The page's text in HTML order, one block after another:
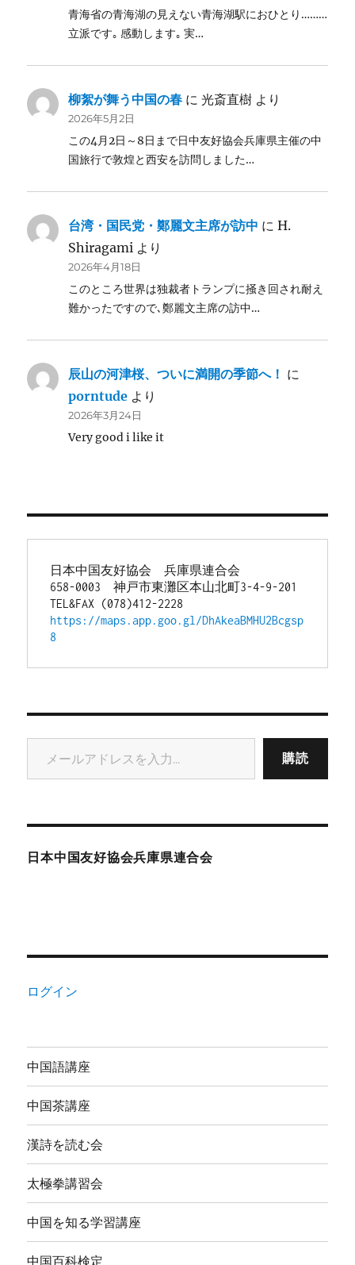
青海省の青海湖の見えない青海湖駅におひとり………
立派です｡ 感動します｡ 実…
柳絮が舞う中国の春 に光斎直樹 より
2026年5月2日
この4月2日～8日まで日中友好協会兵庫県主催の中
国旅行で敦煌と西安を訪問しました…
台湾・国民党・鄭麗文主席が訪中 にH.
Shiragami より
2026年4月18日
このところ世界は独裁者トランプに掻き回され耐え
難かったですので､鄭麗文主席の訪中…
辰山の河津桜、ついに満開の季節へ！ に
porntude より
2026年3月24日
Very good i like it
日本中国友好協会　兵庫県連合会
658-0003　神戸市東灘区本山北町3-4-9-201
TEL&FAX (078)412-2228
https://maps.app.goo.gl/DhAkeaBMHU2Bcgsp
8
メールアドレスを入力...
購読
日本中国友好協会兵庫県連合会
ログイン
中国語講座
中国茶講座
漢詩を読む会
太極拳講習会
中国を知る学習講座
中国百科検定